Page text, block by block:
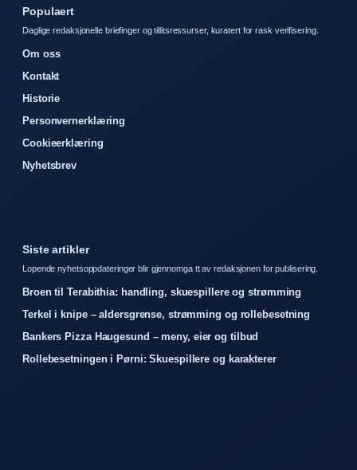
Populaert
Daglige redaksjonelle briefinger og tillitsressurser, kuratert for rask verifisering.
Om oss
Kontakt
Historie
Personvernerklæring
Cookieerklæring
Nyhetsbrev
Siste artikler
Lopende nyhetsoppdateringer blir gjennomga tt av redaksjonen for publisering.
Broen til Terabithia: handling, skuespillere og strømming
Terkel i knipe – aldersgrense, strømming og rollebesetning
Bankers Pizza Haugesund – meny, eier og tilbud
Rollebesetningen i Pørni: Skuespillere og karakterer